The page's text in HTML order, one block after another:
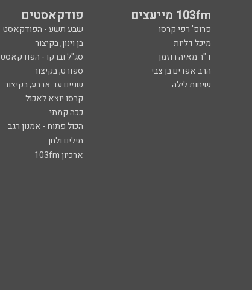
103fm מייעצים פודקאסטים
פרופ' רפי קרסו שבע תשע - הפודקאסט
מיכל דליות בן וינון, בקיצור
ד"ר מאיה רוזמן סג"ל וברקו - הפודקאסט
הרב אפרים בן צבי ספורט, בקיצור
שיחות לילה שניים עד ארבע, בקיצור
קרסו יוצא לאכול
ככה קמתי
הכול פתוח - אמנון רגב
מילים ולחן
ארכיון 103fm